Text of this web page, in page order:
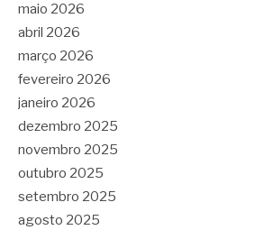
maio 2026
abril 2026
março 2026
fevereiro 2026
janeiro 2026
dezembro 2025
novembro 2025
outubro 2025
setembro 2025
agosto 2025